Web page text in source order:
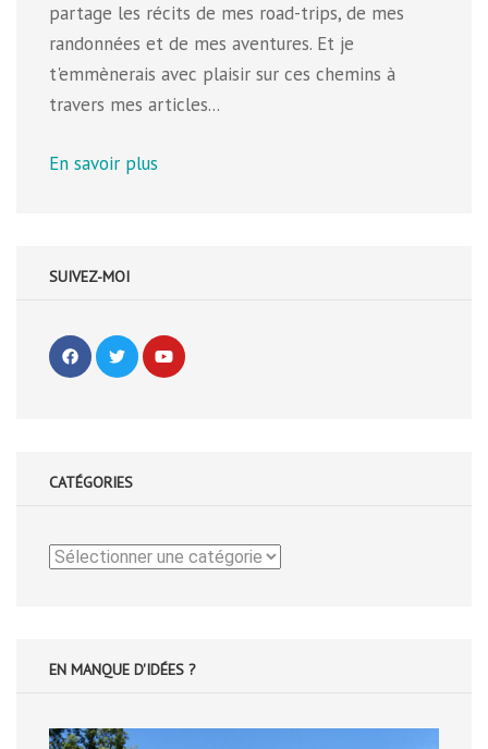
partage les récits de mes road-trips, de mes
randonnées et de mes aventures. Et je
t'emmènerais avec plaisir sur ces chemins à
travers mes articles...
En savoir plus
SUIVEZ-MOI
CATÉGORIES
Catégories
EN MANQUE D'IDÉES ?